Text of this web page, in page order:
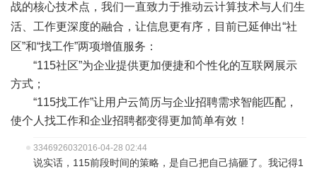
战的核心技术点，我们一直致力于推动云计算技术与人们生
活、工作更深度的融合，让信息更有序，目前已延伸出“社
区”和“找工作”两项增值服务：
“115社区”为企业提供更加便捷和个性化的互联网展示
方式；
“115找工作”让用户云简历与企业招聘需求智能匹配，
使个人找工作和企业招聘都变得更加简单有效！
3346926032016-04-28 02:44
说实话，115前段时间的策略，是自己把自己搞砸了。我记得1